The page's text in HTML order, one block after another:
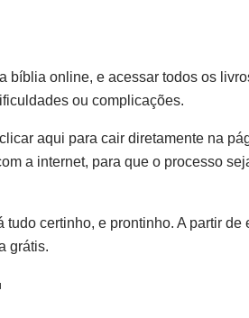
bíblia online, e acessar todos os
ou complicações.
aqui para cair diretamente na
a internet, para que o processo
certinho, e prontinho. A partir de
grátis.